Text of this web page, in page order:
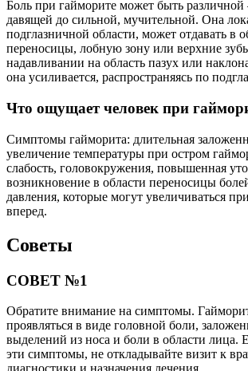
Боль при гайморите может быть различной
давящей до сильной, мучительной. Она
подглазничной области, может отдавать в
переносицы, лобную зону или верхние
надавливании на область пазух или
она усиливается, распространяясь по
Что ощущает человек при
Симптомы гайморита: длительная
увеличение температуры при остром
слабость, головокружения, повышенная
возникновение в области переносицы
давления, которые могут увеличиваться
вперед.
Советы
СОВЕТ №1
Обратите внимание на симптомы.
проявляться в виде головной боли,
выделений из носа и боли в области лица.
эти симптомы, не откладывайте визит к